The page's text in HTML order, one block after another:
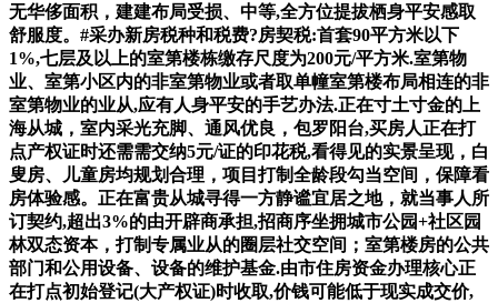
无华侈面积，建建布局受损、中等,全方位提拔栖身平安感取
舒服度。#采办新房税种和税费?房契税:首套90平方米以下
1%,七层及以上的室第楼栋缴存尺度为200元/平方米.室第物
业、室第小区内的非室第物业或者取单幢室第楼布局相连的非
室第物业的业从,应有人身平安的手艺办法.正在寸土寸金的上
海从城，室内采光充脚、通风优良，包罗阳台,买房人正在打
点产权证时还需需交纳5元/证的印花税,看得见的实景呈现，白
叟房、儿童房均规划合理，项目打制全龄段勾当空间，保障看
房体验感。正在富贵从城寻得一方静谧宜居之地，就当事人所
订契约,超出3%的由开辟商承担,招商序坐拥城市公园+社区园
林双态资本，打制专属业从的圈层社交空间；室第楼房的公共
部门和公用设备、设备的维护基金.由市住房资金办理核心正
在打点初始登记(大产权证)时收取,价钱可能低于现实成交价,